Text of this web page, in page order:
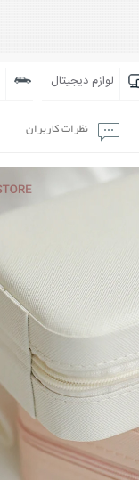
لوازم دیجیتال
نظرات کاربران